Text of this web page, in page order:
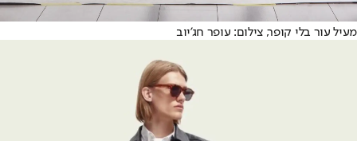
מעיל עור בלי קופר, צילום: עופר חג'יוב